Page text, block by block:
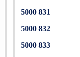
5000 831
5000 832
5000 833